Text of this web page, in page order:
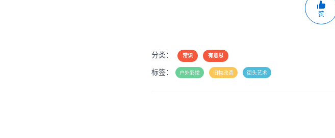
赞
分类： 常识 有意思
标签： 户外彩绘 旧物改造 街头艺术